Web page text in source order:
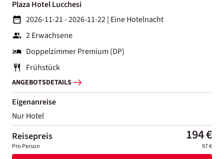
Plaza Hotel Lucchesi
2026-11-21 - 2026-11-22| Eine Hotelnacht
2 Erwachsene
Doppelzimmer Premium (DP)
Frühstück
ANGEBOTSDETAILS
Eigenanreise
Nur Hotel
Reisepreis 194 €
Pro Person 97 €